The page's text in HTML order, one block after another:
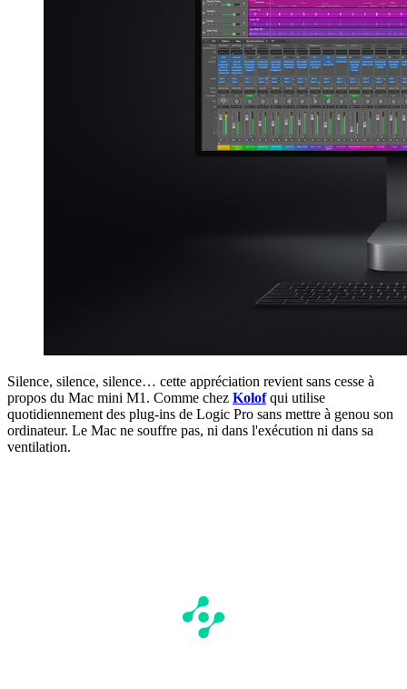
Silence, silence, silence… cette appréciation revient sans cesse à
propos du Mac mini M1. Comme chez Kolofqui utilise
quotidiennement des plug-ins de Logic Pro sans mettre à genou son
ordinateur. Le Mac ne souffre pas, ni dans l'exécution ni dans sa
ventilation.